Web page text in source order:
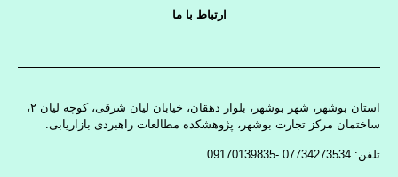
ارتباط با ما
استان بوشهر، شهر بوشهر، بلوار دهقان، خیابان لیان شرقی، کوچه لیان ۲،
ساختمان مرکز تجارت بوشهر، پژوهشکده مطالعات راهبردی بازاریابی.
تلفن: 07734273534 -09170139835